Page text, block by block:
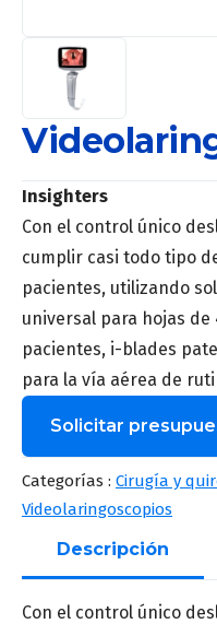
Insighters
Con el control único
cumplir casi todo tipo
pacientes, utilizando
universal para hojas
pacientes, i-blades
para la vía aérea de
Solicitar
Nombre
Apellido*
Categorías : Cirugía y
Videolaringoscopios
Descripción
Con el control único